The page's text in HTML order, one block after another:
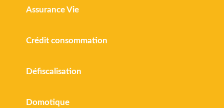
Assurance Vie
Crédit consommation
Défiscalisation
Domotique